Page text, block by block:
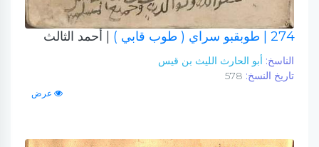
274 | طوبقبو سراي ( طوب قابي ) | أحمد الثالث
الناسخ: أبو الحارث الليث بن قيس
تاريخ النسخ:
عرض